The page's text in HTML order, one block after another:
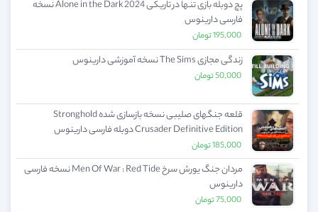
پچ دوبله بازی تنها در تاریکی Alone in the Dark 2024 نسخه
فارسی دارینوس
195,000تومان
زندگی مجازی The Sims نسخه آموزشی دارینوس
50,000تومان
قلعه جنگهای صلیبی نسخه بازسازی شده Stronghold
Crusader Definitive Edition دوبله فارسی دارینوس
185,000تومان
مردان جنگ یورش سرخ Men Of War : Red Tide نسخه فارسی
دارینوس
75,000تومان